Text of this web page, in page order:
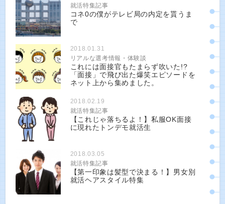
就活特集記事
コネ0の僕がテレビ局の内定を貰うま
で
2018.01.31
リアルな選考情報・体験談
これには面接官もたまらず吹いた!?
「面接」で飛び出た爆笑エピソードを
ネット上から集めました。
2018.02.19
就活特集記事
【これじゃ落ちるよ！】私服OK面接
に現れたトンデモ就活生
2018.03.05
就活特集記事
【第一印象は髪型で決まる！】男女別
就活ヘアスタイル特集